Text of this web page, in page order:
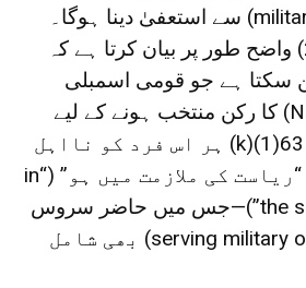
ملازمت (military service) سے استعفیٰ دینا ہوگا۔
آئین کا آرٹیکل 41(2) واضح طور پر بیان کرتا ہے کہ
ہے جو قومی اسمبلی
(National Assembly) کا رکن منتخب ہونے کے لیے
اہل ہو، اور آرٹیکل 63(1)(k) ہر اس فرد کو نااہل
قرار دیتی ہے جو “ریاست کی ملازمت میں ہو” (“in
the service of Pakistan”)—جس میں حاضر سروس
فوجی افسر (serving military officer) بھی شامل